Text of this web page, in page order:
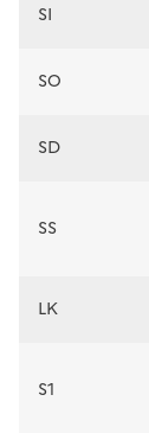
SI
SO
SD
SS
LK
S1